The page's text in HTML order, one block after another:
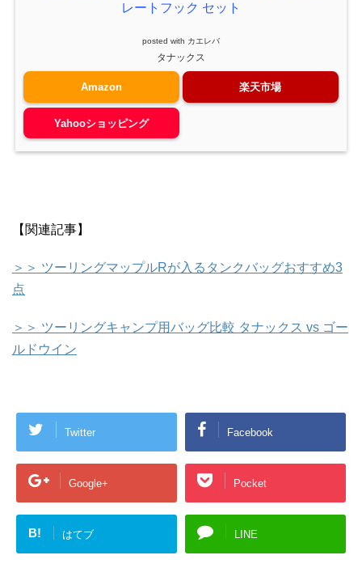
レートフック セット
posted with カエレバ
タナックス
Amazon 楽天市場
Yahooショッピング
【関連記事】
＞＞ ツーリングマップルRが入るタンクバッグおすすめ3
点
＞＞ ツーリングキャンプ用バッグ比較 タナックス vs ゴー
ルドウイン
Twitter Facebook
Google+ Pocket
B! はてブ LINE